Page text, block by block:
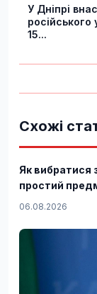
У Дніпрі
російського
15...
Схожі
Як вибратися
простий
06.08.2026